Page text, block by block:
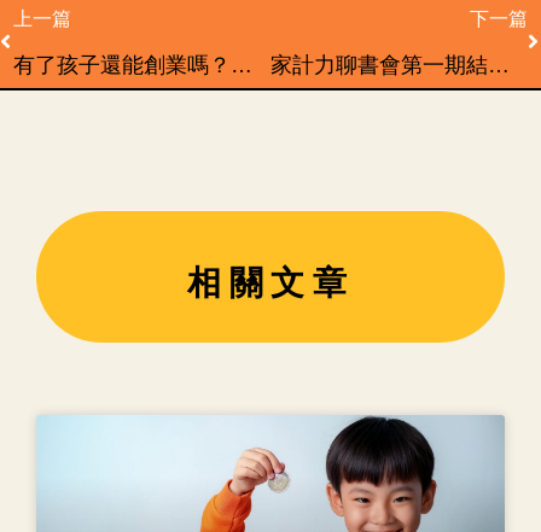
Prev
上一篇
有了孩子還能創業嗎？放緩腳步但不放棄夢想的三個智慧
下一篇
家計力聊書會第一期結束後，我們改掉了哪些事？
相關文章